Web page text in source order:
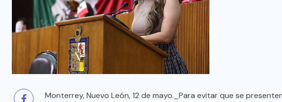
Monterrey, Nuevo León, 12 de mayo._Para evitar que se